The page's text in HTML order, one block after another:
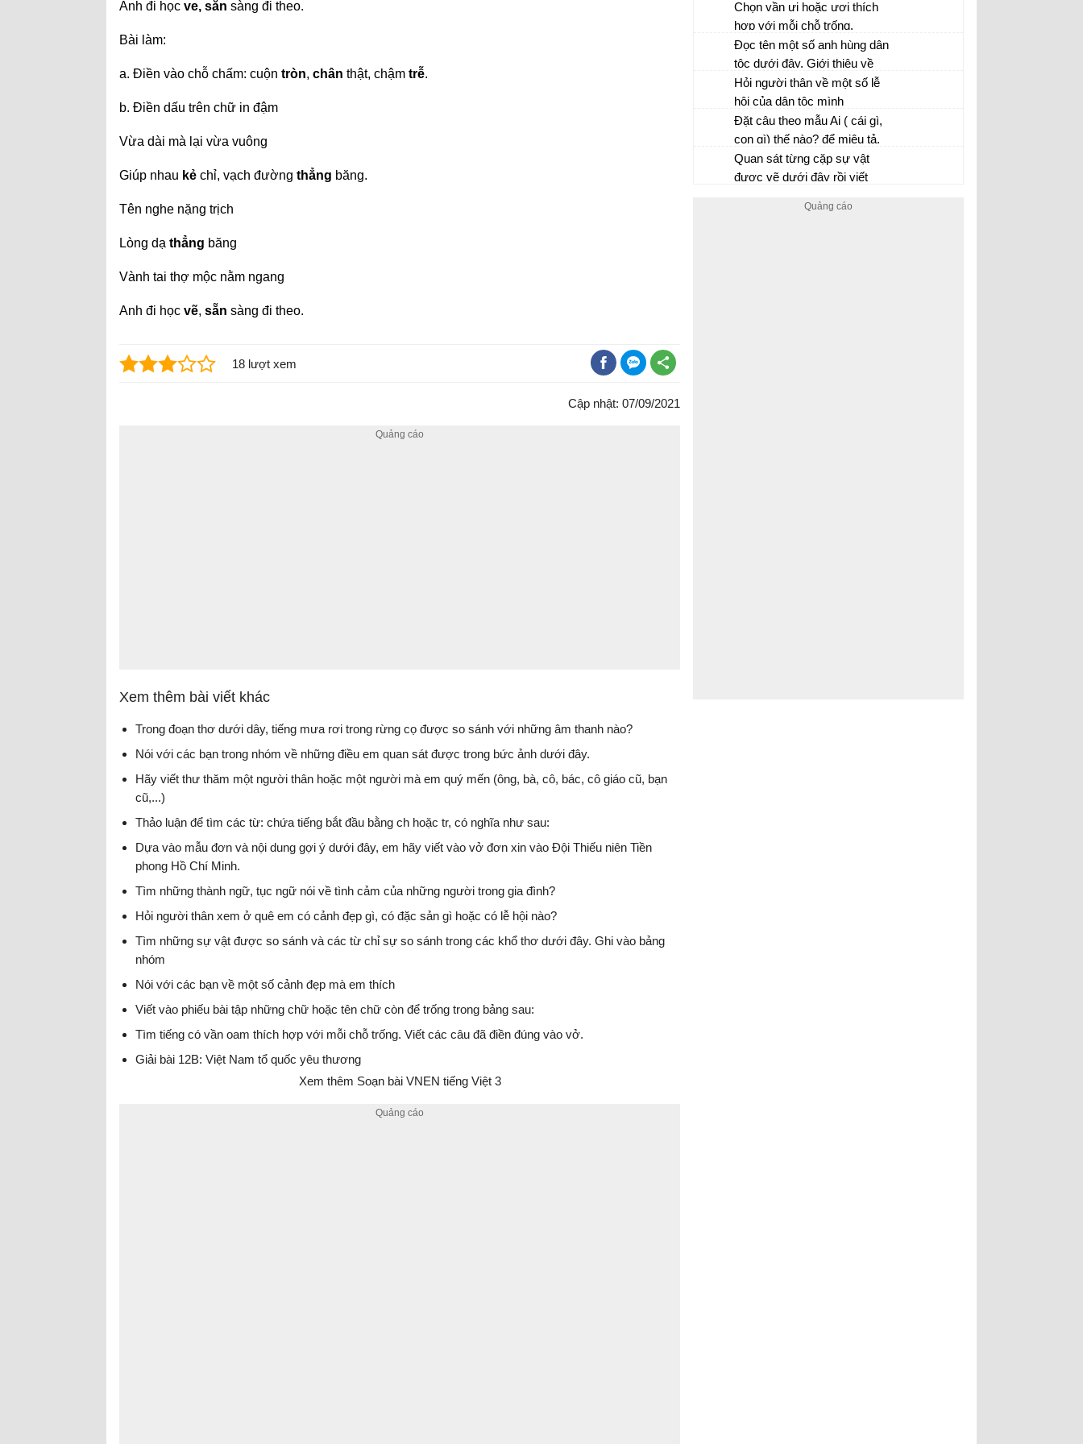
Anh đi học ve, săn sàng đi theo.
Bài làm:
a. Điền vào chỗ chấm: cuộn tròn, chân thật, chậm trễ.
b. Điền dấu trên chữ in đậm
Vừa dài mà lại vừa vuông
Giúp nhau kẻ chỉ, vạch đường thẳng băng.
Tên nghe nặng trịch
Lòng dạ thẳng băng
Vành tai thợ mộc nằm ngang
Anh đi học vẽ, sẵn sàng đi theo.
18 lượt xem
Cập nhật: 07/09/2021
Xem thêm bài viết khác
Trong đoạn thơ dưới dây, tiếng mưa rơi trong rừng cọ được so sánh với những âm thanh nào?
Nói với các bạn trong nhóm về những điều em quan sát được trong bức ảnh dưới đây.
Hãy viết thư thăm một người thân hoặc một người mà em quý mến (ông, bà, cô, bác, cô giáo cũ, bạn
cũ,...)
Thảo luận để tìm các từ: chứa tiếng bắt đầu bằng ch hoặc tr, có nghĩa như sau:
Dựa vào mẫu đơn và nội dung gợi ý dưới đây, em hãy viết vào vở đơn xin vào Đội Thiếu niên Tiền
phong Hồ Chí Minh.
Tìm những thành ngữ, tục ngữ nói về tình cảm của những người trong gia đình?
Hỏi người thân xem ở quê em có cảnh đẹp gì, có đặc sản gì hoặc có lễ hội nào?
Tìm những sự vật được so sánh và các từ chỉ sự so sánh trong các khổ thơ dưới đây. Ghi vào bảng
nhóm
Nói với các bạn về một số cảnh đẹp mà em thích
Viết vào phiếu bài tập những chữ hoặc tên chữ còn để trống trong bảng sau:
Tìm tiếng có vần oam thích hợp với mỗi chỗ trống. Viết các câu đã điền đúng vào vở.
Giải bài 12B: Việt Nam tổ quốc yêu thương
Xem thêm Soạn bài VNEN tiếng Việt 3
Tây Nguyên bằng lời của một
nhân vật?
Chọn vần ưi hoặc ươi thích
hợp với mỗi chỗ trống.
Đọc tên một số anh hùng dân
tộc dưới đây. Giới thiệu về
một vị anh hùng mà bạn biết
rõ.
Hỏi người thân về một số lễ
hội của dân tộc mình
Đặt câu theo mẫu Ai ( cái gì,
con gì) thế nào? để miêu tả.
Quan sát từng cặp sự vật
được vẽ dưới đây rồi viết
sánh các sự vật trong tranh.